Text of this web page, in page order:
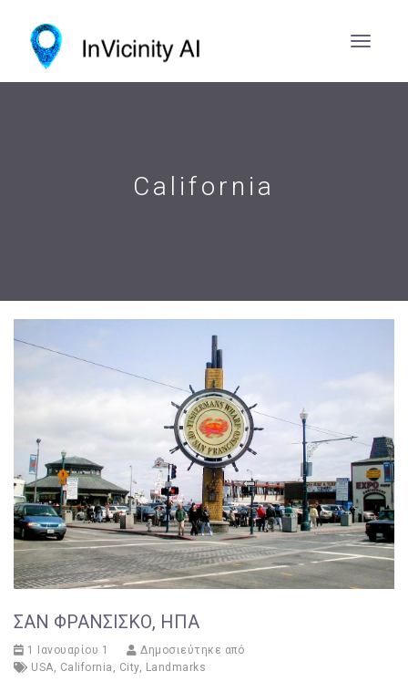
California
ΣΑΝ ΦΡΑΝΣΊΣΚΟ, ΗΠΑ
1 Ιανουαρίου 1
Δημοσιεύτηκε από
USA, California , City, Landmarks